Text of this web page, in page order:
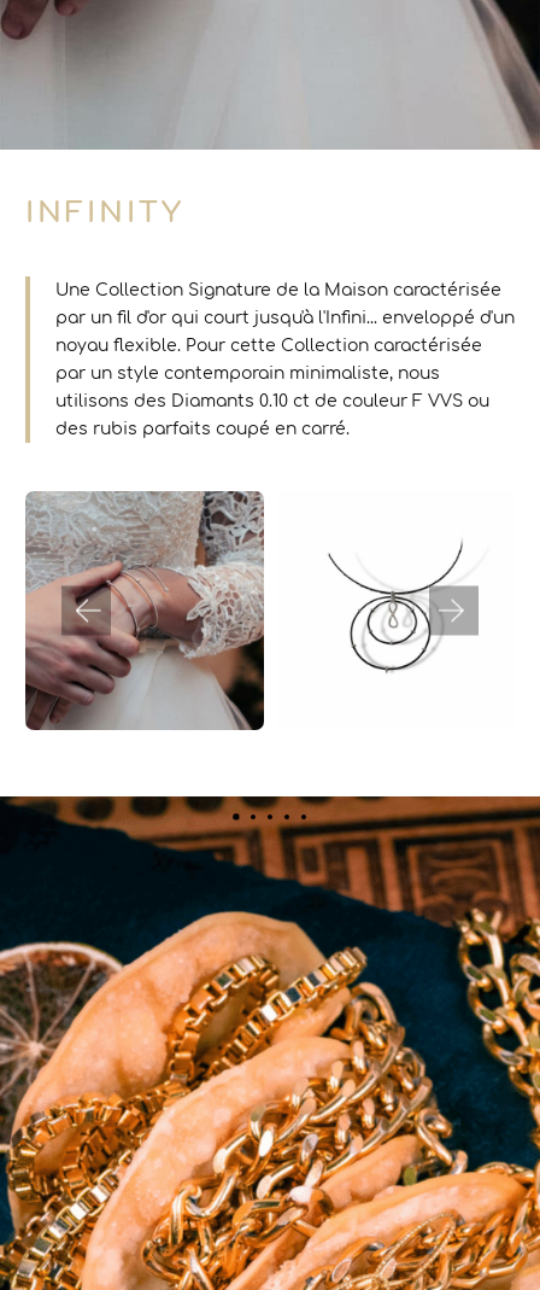
INFINITY
Une Collection Signature de la Maison caractérisée
par un fil d'or qui court jusqu'à l'Infini... enveloppé d'un
noyau flexible. Pour cette Collection caractérisée
par un style contemporain minimaliste, nous
utilisons des Diamants 0.10 ct de couleur F VVS ou
des rubis parfaits coupé en carré.